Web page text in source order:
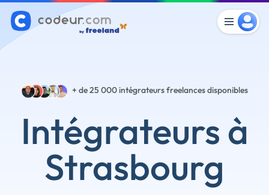
+ de 25 000 intégrateurs freelances disponibles
Intégrateurs à
Strasbourg